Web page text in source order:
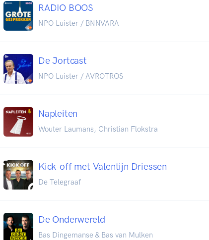
RADIO BOOS
NPO Luister / BNNVARA
De Jortcast
NPO Luister / AVROTROS
Napleiten
Wouter Laumans, Christian Flokstra
Kick-off met Valentijn Driessen
De Telegraaf
De Onderwereld
Bas Dingemanse & Bas van Mulken